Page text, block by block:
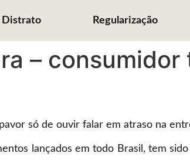
Distrato Regularização
–
só de ouvir falar em atraso na
lançados em todo Brasil, tem